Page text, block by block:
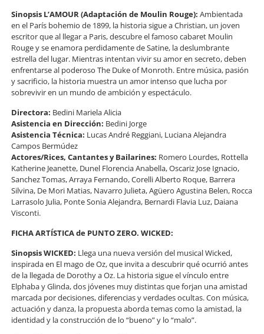
Sinopsis L’AMOUR (Adaptación de Moulin Rouge): Ambientada
en el París bohemio de 1899, la historia sigue a Christian, un joven
escritor que al llegar a Paris, descubre el famoso cabaret Moulin
Rouge y se enamora perdidamente de Satine, la deslumbrante
estrella del lugar. Mientras intentan vivir su amor en secreto, deben
enfrentarse al poderoso The Duke of Monroth. Entre música, pasión
y sacrificio, la historia muestra un amor intenso que lucha por
sobrevivir en un mundo de ambición y espectáculo.
Directora: Bedini Mariela Alicia
Asistencia en Dirección: Bedini Jorge
Asistencia Técnica: Lucas André Reggiani, Luciana Alejandra
Campos Bermúdez
Actores/Rices, Cantantes y Bailarines: Romero Lourdes, Rottella
Katherine Jeanette, Dunel Florencia Anabella, Oscariz Jose Ignacio,
Sanchez Tomas, Arraya Fernando, Corelli Alberto Roque, Barrera
Silvina, De Mori Matias, Navarro Julieta, Agüero Agustina Belen, Rocca
Larrasolo Julia, Ponte Sonia Alejandra, Bernardi Flavia Luz, Daiana
Visconti.
FICHA ARTÍSTICA de PUNTO ZERO. WICKED:
Sinopsis WICKED: Llega una nueva versión del musical Wicked,
inspirada en El mago de Oz, que invita a descubrir qué ocurrió antes
de la llegada de Dorothy a Oz. La historia sigue el vínculo entre
Elphaba y Glinda, dos jóvenes muy distintas que forjan una amistad
marcada por decisiones, diferencias y verdades ocultas. Con música,
actuación y danza, la propuesta aborda temas como la amistad, la
identidad y la construcción de lo “bueno” y lo “malo”.